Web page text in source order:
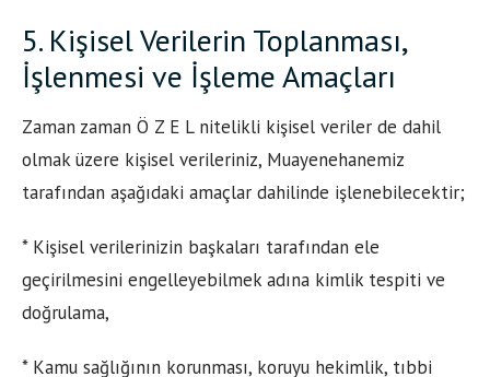
5. Kişisel Verilerin Toplanması,
İşlenmesi ve İşleme Amaçları
Zaman zaman Ö Z E L nitelikli kişisel veriler de dahil
olmak üzere kişisel verileriniz, Muayenehanemiz
tarafından aşağıdaki amaçlar dahilinde işlenebilecektir;
* Kişisel verilerinizin başkaları tarafından ele
geçirilmesini engelleyebilmek adına kimlik tespiti ve
doğrulama,
* Kamu sağlığının korunması, koruyu hekimlik, tıbbi